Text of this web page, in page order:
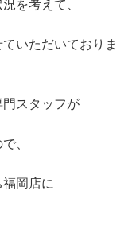
を考えて、
いただいておりま
スタッフが
、
岡店に